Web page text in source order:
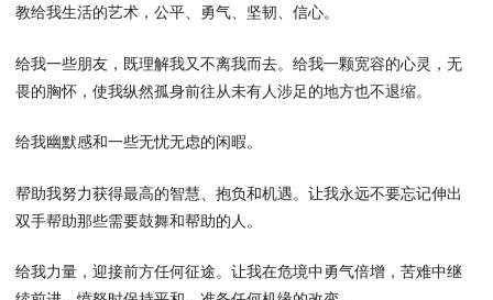
教给我生活的艺术，公平、勇气、坚韧、信心。
给我一些朋友，既理解我又不离我而去。给我一颗宽容的心灵，无
畏的胸怀，使我纵然孤身前往从未有人涉足的地方也不退缩。
给我幽默感和一些无忧无虑的闲暇。
帮助我努力获得最高的智慧、抱负和机遇。让我永远不要忘记伸出
双手帮助那些需要鼓舞和帮助的人。
给我力量，迎接前方任何征途。让我在危境中勇气倍增，苦难中继